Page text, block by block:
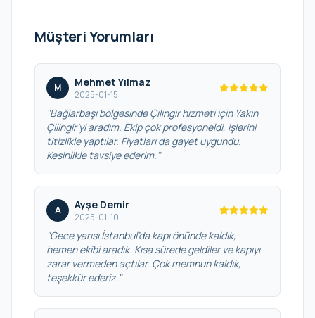
Müşteri Yorumları
M Mehmet Yılmaz
2025-01-15
"Bağlarbaşı bölgesinde Çilingir hizmeti için Yakın
Çilingir’yi aradım. Ekip çok profesyoneldi, işlerini
titizlikle yaptılar. Fiyatları da gayet uygundu.
Kesinlikle tavsiye ederim."
A Ayşe Demir
2025-01-10
"Gece yarısı İstanbul’da kapı önünde kaldık,
hemen ekibi aradık. Kısa sürede geldiler ve kapıyı
zarar vermeden açtılar. Çok memnun kaldık,
teşekkür ederiz."